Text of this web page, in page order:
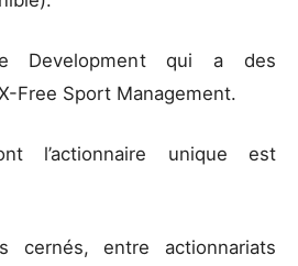
Development qui a des
Free Sport Management.
l’actionnaire unique est
cernés, entre actionnariats